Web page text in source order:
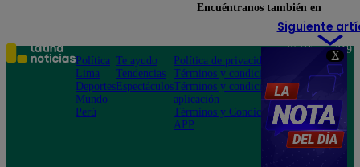
X
Siguiente
Encuéntranos también en
Política
Lima
Deportes
Mundo
Perú
Te ayudo
Tendencias
Espectáculos
Política de privacidad
Términos y condiciones
Términos y condiciones
aplicación
Términos y Condiciones
APP
Teléfono: 219
Av. San
Felipe 968
Jesús María